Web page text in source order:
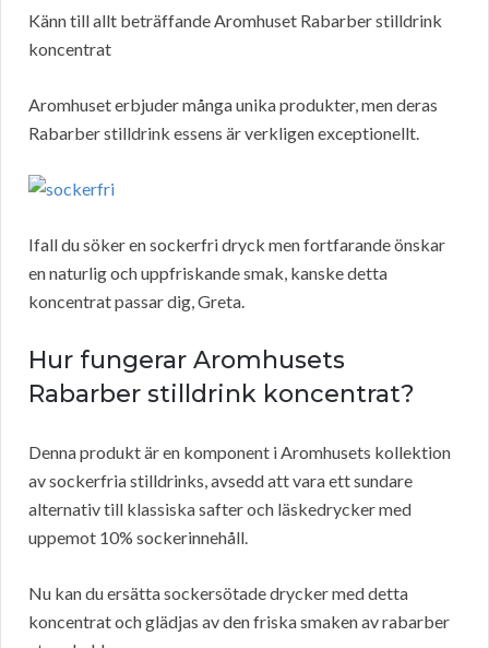
Känn till allt beträffande Aromhuset Rabarber stilldrink
koncentrat
Aromhuset erbjuder många unika produkter, men deras
Rabarber stilldrink essens är verkligen exceptionellt.
Ifall du söker en sockerfri dryck men fortfarande önskar
en naturlig och uppfriskande smak, kanske detta
koncentrat passar dig, Greta.
Hur fungerar Aromhusets
Rabarber stilldrink koncentrat?
Denna produkt är en komponent i Aromhusets kollektion
av sockerfria stilldrinks, avsedd att vara ett sundare
alternativ till klassiska safter och läskedrycker med
uppemot 10% sockerinnehåll.
Nu kan du ersätta sockersötade drycker med detta
koncentrat och glädjas av den friska smaken av rabarber